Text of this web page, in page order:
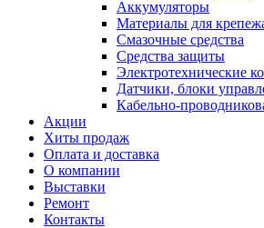
Аккумуляторы
Материалы для
Смазочные средства
Средства защиты
Электротехнические
Датчики, блоки
Кабельно-
Акции
Хиты продаж
Оплата и доставка
О компании
Выставки
Ремонт
Контакты